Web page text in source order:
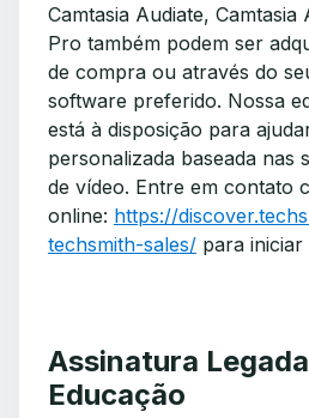
Camtasia Audiate,
Pro também podem ser
de compra ou através do
software preferido. Nossa
está à disposição para
personalizada baseada nas
de vídeo. Entre em contato
online: https://
techsmith-sales/ para
Assinatura
Educação